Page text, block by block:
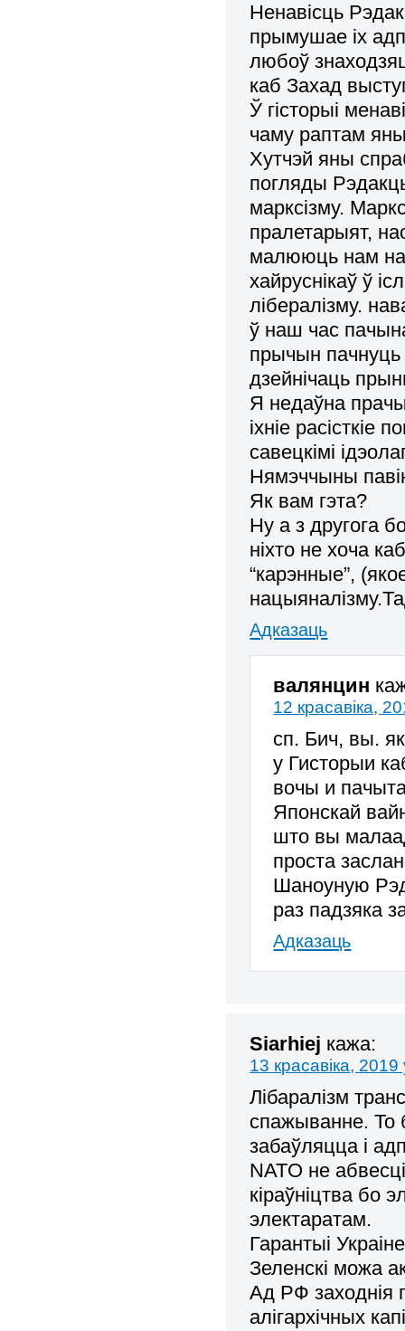
Ненавісць
прымушае іх
любоў
каб Захад
Ў гісторыі
чаму раптам
Хутчэй яны
погляды
марксізму.
пралетарыят,
малююць нам
хайруснікаў ў
лібералізму.
ў наш час
прычын пачнуць
дзейнічаць
Я недаўна
іхніе расісткіе
савецкімі
Нямэччыны
Як вам гэта?
Ну а з другога
ніхто не хоча
“карэнные”,
Адказаць
валянцин
12 красавіка,
сп. Бич, вы.
у Гисторыи
вочы и
Японскай
што вы
проста
Шаноуную
раз падзяка
Адказаць
Siarhiej кажа:
13 красавіка,
Лібаралізм
спажыванне. То
забаўляцца і
NATO не
кіраўніцтва бо
электаратам.
Гарантыі
Зеленскі можа
Ад РФ заходнія
алігархічных